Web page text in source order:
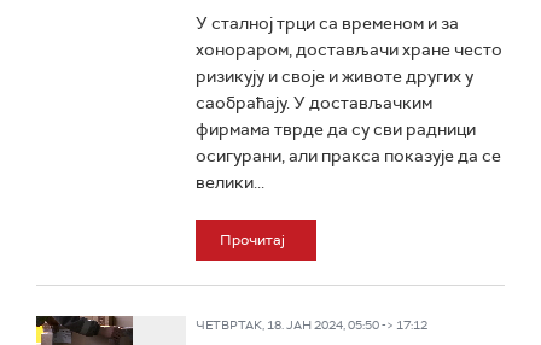
У сталној трци са временом и за
хонораром, достављачи хране често
ризикују и своје и животе других у
саобраћају. У достављачким
фирмама тврде да су сви радници
осигурани, али пракса показује да се
велики...
Прочитај
ЧЕТВРТАК, 18. ЈАН 2024, 05:50 -> 17:12